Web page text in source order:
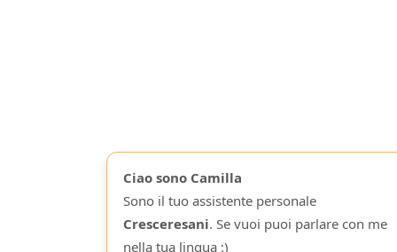
Ciao sono Camilla
Sono il tuo assistente personale
Cresceresani. Se vuoi puoi parlare con me
nella tua lingua :)